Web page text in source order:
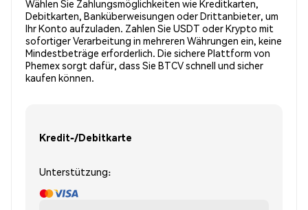
Wählen Sie Zahlungsmöglichkeiten wie Kreditkarten,
Debitkarten, Banküberweisungen oder Drittanbieter, um
Ihr Konto aufzuladen. Zahlen Sie USDT oder Krypto mit
sofortiger Verarbeitung in mehreren Währungen ein, keine
Mindestbeträge erforderlich. Die sichere Plattform von
Phemex sorgt dafür, dass Sie BTCV schnell und sicher
kaufen können.
Kredit-/Debitkarte
Unterstützung: